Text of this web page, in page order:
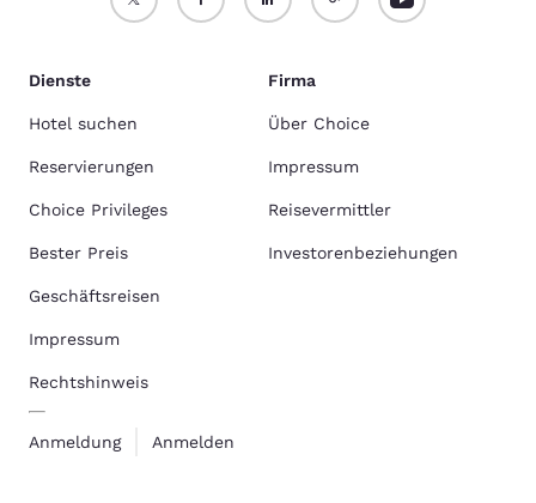
Dienste
Hotel suchen
Reservierungen
Choice Privileges
Bester Preis
Geschäftsreisen
Impressum
Rechtshinweis
Anmeldung Anmelden
Firma
Über Choice
Impressum
Reisevermittler
Investorenbeziehungen